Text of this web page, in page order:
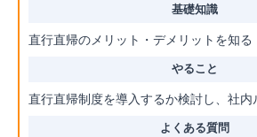
直行直帰のメリット・デメリットを知る
直行直帰制度を導入するか検討し、社内